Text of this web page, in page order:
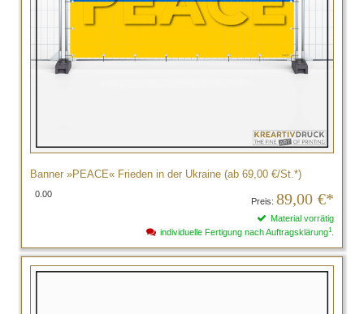
Banner »PEACE« Frieden in der Ukraine (ab 69,00 €/St.*)
0.00
Preis: 89,00 €*
Material vorrätig
individuelle Fertigung nach Auftragsklärung1